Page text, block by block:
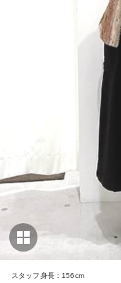
スタッフ身長：156cm